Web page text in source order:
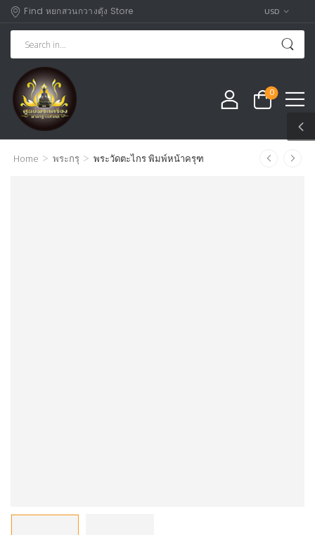
Find หยกสวนกวางตุัง Store USD
0
Home > พระกรุ > พระวัดตะไกร พิมพ์หน้าครุฑ